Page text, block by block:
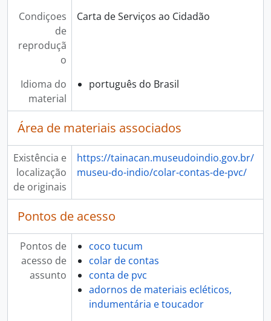
Condiçoes
de
reproduçã
o
Carta de Serviços ao Cidadão
Idioma do
material
português do Brasil
Área de materiais associados
Existência e
localização
de originais
https://tainacan.museudoindio.gov.br/
museu-do-indio/colar-contas-de-pvc/
Pontos de acesso
Pontos de
acesso de
assunto
coco tucum
colar de contas
conta de pvc
adornos de materiais ecléticos,
indumentária e toucador